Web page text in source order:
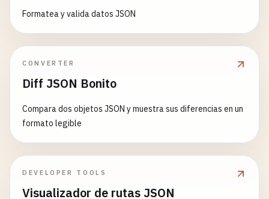
Formatea y valida datos JSON
CONVERTER
Diff JSON Bonito
Compara dos objetos JSON y muestra sus diferencias en un
formato legible
DEVELOPER TOOLS
Visualizador de rutas JSON